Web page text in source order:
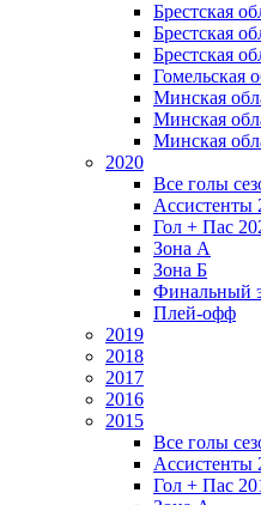
Брестская
Брестская
Брестская
Гомельская
Минская
Минская
Минская
2020
Все голы
Ассистенты
Гол + Пас
Зона А
Зона Б
Финальный
Плей-офф
2019
2018
2017
2016
2015
Все голы
Ассистенты
Гол + Пас